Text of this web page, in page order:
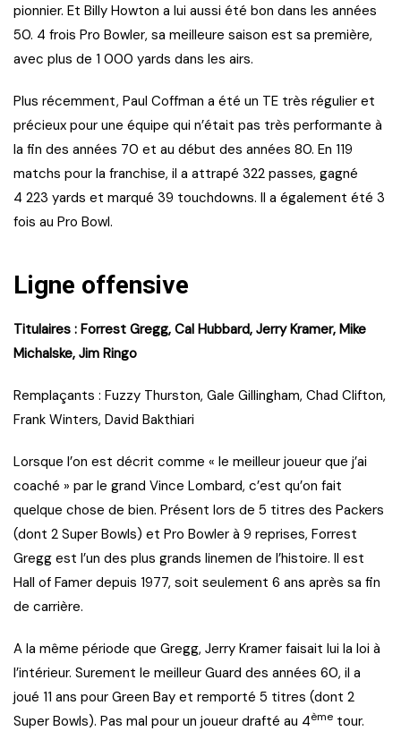
pionnier. Et Billy Howton a lui aussi été bon dans les années
50. 4 frois Pro Bowler, sa meilleure saison est sa première,
avec plus de 1 000 yards dans les airs.
Plus récemment, Paul Coffman a été un TE très régulier et
précieux pour une équipe qui n’était pas très performante à
la fin des années 70 et au début des années 80. En 119
matchs pour la franchise, il a attrapé 322 passes, gagné
4 223 yards et marqué 39 touchdowns. Il a également été 3
fois au Pro Bowl.
Ligne offensive
Titulaires : Forrest Gregg, Cal Hubbard, Jerry Kramer, Mike
Michalske, Jim Ringo
Remplaçants : Fuzzy Thurston, Gale Gillingham, Chad Clifton,
Frank Winters, David Bakthiari
Lorsque l’on est décrit comme « le meilleur joueur que j’ai
coaché » par le grand Vince Lombard, c’est qu’on fait
quelque chose de bien. Présent lors de 5 titres des Packers
(dont 2 Super Bowls) et Pro Bowler à 9 reprises, Forrest
Gregg est l’un des plus grands linemen de l’histoire. Il est
Hall of Famer depuis 1977, soit seulement 6 ans après sa fin
de carrière.
A la même période que Gregg, Jerry Kramer faisait lui la loi à
l’intérieur. Surement le meilleur Guard des années 60, il a
joué 11 ans pour Green Bay et remporté 5 titres (dont 2
Super Bowls). Pas mal pour un joueur drafté au 4ème tour.